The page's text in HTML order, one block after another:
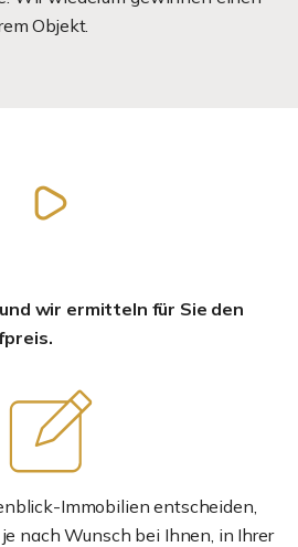
Objekt.
wir ermitteln für Sie den
Immobilien entscheiden,
nach Wunsch bei Ihnen, in Ihrer